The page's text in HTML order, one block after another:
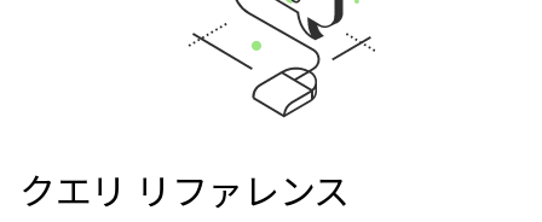
クエリ リファレンス